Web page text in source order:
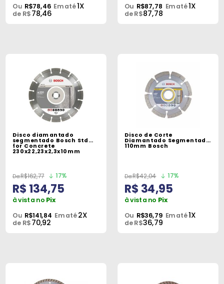
Ou R$78,46 Em até1X
de R$78,46
Ou R$87,78 Em até1X
de R$87,78
Disco diamantado
segmentado Bosch Std
for Concrete
230x22,23x2,3x10mm
R$162,77 17%
R$ 134,75
à vista no Pix
Ou R$141,84 Em até2X
de R$70,92
Disco de Corte
Diamantado Segmentado
110mm Bosch
R$42,04 17%
R$ 34,95
à vista no Pix
Ou R$36,79 Em até1X
de R$36,79